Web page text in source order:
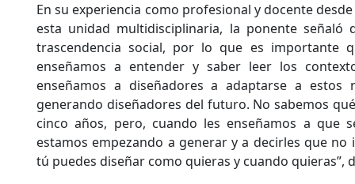
En su experiencia como profesional y docente
esta unidad multidisciplinaria, la ponente señaló
trascendencia social, por lo que es importante
enseñamos a entender y saber leer los
enseñamos a diseñadores a adaptarse a estos
generando diseñadores del futuro. No sabemos
cinco años, pero, cuando les enseñamos a que
estamos empezando a generar y a decirles que
tú puedes diseñar como quieras y cuando quieras”,